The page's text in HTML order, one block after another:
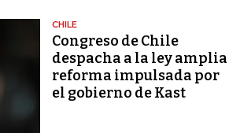
CHILE
Congreso de Chile
despacha a la ley amplia
reforma impulsada por
el gobierno de Kast